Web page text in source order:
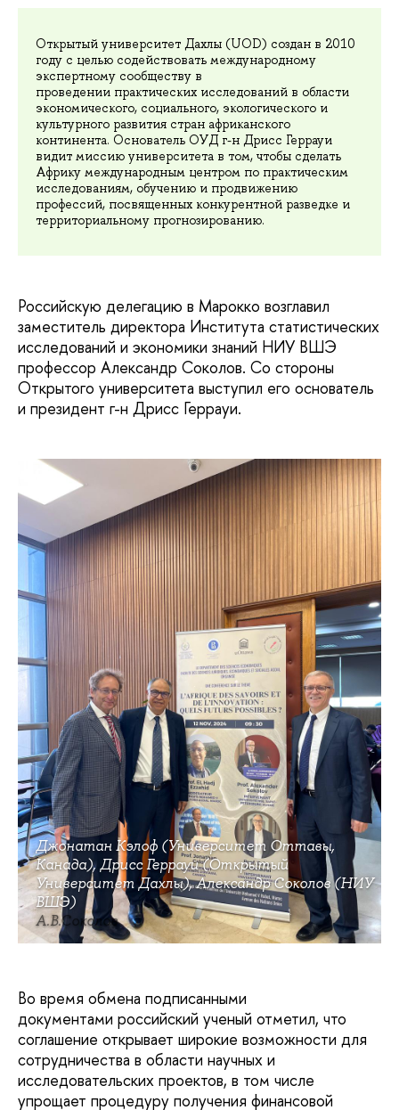
Открытый университет Дахлы (UOD) создан в 2010
году с целью содействовать международному
экспертному сообществу в
проведении практических исследований в области
экономического, социального, экологического и
культурного развития стран африканского
континента. Основатель ОУД г-н Дрисс Геррауи
видит миссию университета в том, чтобы сделать
Африку международным центром по практическим
исследованиям, обучению и продвижению
профессий, посвященных конкурентной разведке и
территориальному прогнозированию.
Российскую делегацию в Марокко возглавил
заместитель директора Института статистических
исследований и экономики знаний НИУ ВШЭ
профессор Александр Соколов. Со стороны
Открытого университета выступил его основатель
и президент г-н Дрисс Геррауи.
Джонатан Кэлоф (Университет Оттавы,
Канада), Дрисс Геррауи (Открытый
Университет Дахлы), Александр Соколов (НИУ
ВШЭ)
А.В.Соколов
Во время обмена подписанными
документами российский ученый отметил, что
соглашение открывает широкие возможности для
сотрудничества в области научных и
исследовательских проектов, в том числе
упрощает процедуру получения финансовой